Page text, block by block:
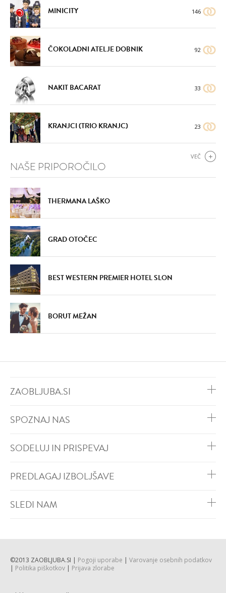
MINICITY 146
ČOKOLADNI ATELJE DOBNIK 92
NAKIT BACARAT 33
KRANJCI (TRIO KRANJC) 23
VEČ
NAŠE PRIPOROČILO
THERMANA LAŠKO
GRAD OTOČEC
BEST WESTERN PREMIER HOTEL SLON
BORUT MEŽAN
ZAOBLJUBA.SI
SPOZNAJ NAS
SODELUJ IN PRISPEVAJ
PREDLAGAJ IZBOLJŠAVE
SLEDI NAM
©2013 ZAOBLJUBA.SI | Pogoji uporabe | Varovanje osebnih podatkov
| Politika piškotkov | Prijava zlorabe